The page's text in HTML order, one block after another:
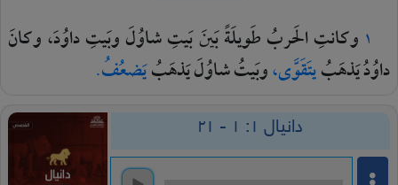
١ وكانتِالحَربُطَويلَةًبَينَبَيتِشاوُلَوبَيتِداوُدَ،وكانَ
داوُدُيَذهَبُيتَقَوَّى،وبَيتُشاوُلَيَذهَبُيَضعُفُ.
دانيال ١: ١ - ٢١